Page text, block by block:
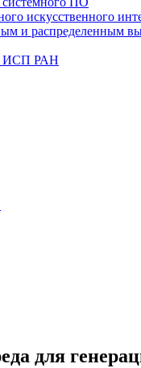
искусственного
и распределенным
ИСП РАН
для